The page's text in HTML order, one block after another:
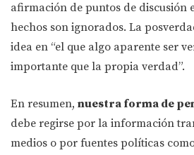
afirmación de puntos de discusión
hechos son ignorados. La
idea en “el que algo aparente ser
importante que la propia verdad”.
En resumen, nuestra forma de
debe regirse por la información
medios o por fuentes políticas